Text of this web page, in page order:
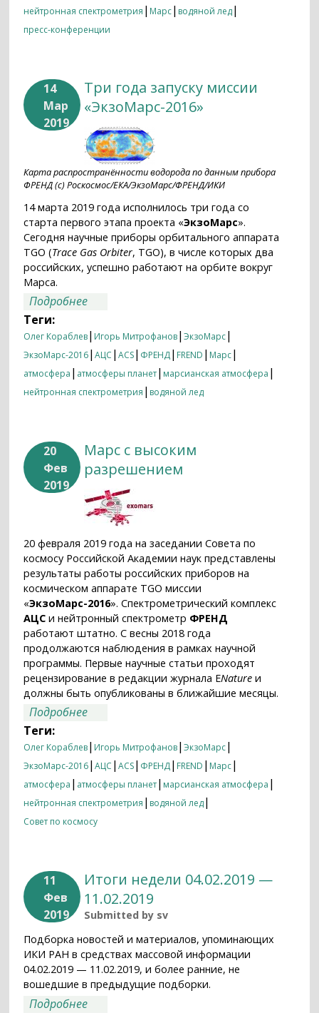
нейтронная спектрометрия | Марс| водяной лед|
пресс-конференции
14
Мар
2019
Три года запуску миссии
«ЭкзоМарс-2016»
Карта распространённости водорода по данным прибора
ФРЕНД (с) Роскосмос/ЕКА/ЭкзоМарс/ФРЕНД/ИКИ
14 марта 2019 года исполнилось три года со
старта первого этапа проекта «ЭкзоМарс».
Сегодня научные приборы орбитального аппарата
TGO (Trace Gas Orbiter, TGO), в числе которых два
российских, успешно работают на орбите вокруг
Марса.
Подробнее
Теги:
Олег Кораблев| Игорь Митрофанов|ЭкзоМарс|
ЭкзоМарс-2016|АЦС |ACS| ФРЕНД| FREND | Марс|
атмосфера | атмосферы планет| марсианская атмосфера |
нейтронная спектрометрия | водяной лед
20
Фев
2019
Марс с высоким
разрешением
20 февраля 2019 года на заседании Совета по
космосу Российской Академии наук представлены
результаты работы российских приборов на
космическом аппарате TGO миссии
«ЭкзоМарс-2016». Спектрометрический комплекс
АЦС и нейтронный спектрометр ФРЕНД
работают штатно. С весны 2018 года
продолжаются наблюдения в рамках научной
программы. Первые научные статьи проходят
рецензирование в редакции журнала ENature и
должны быть опубликованы в ближайшие месяцы.
Подробнее
Теги:
Олег Кораблев| Игорь Митрофанов|ЭкзоМарс|
ЭкзоМарс-2016|АЦС |ACS| ФРЕНД| FREND | Марс|
атмосфера | атмосферы планет| марсианская атмосфера |
нейтронная спектрометрия | водяной лед|
Совет по космосу
11
Фев
2019
Итоги недели 04.02.2019 —
11.02.2019
Submitted by sv
Подборка новостей и материалов, упоминающих
ИКИ РАН в средствах массовой информации
04.02.2019 — 11.02.2019, и более ранние, не
вошедшие в предыдущие подборки.
Подробнее